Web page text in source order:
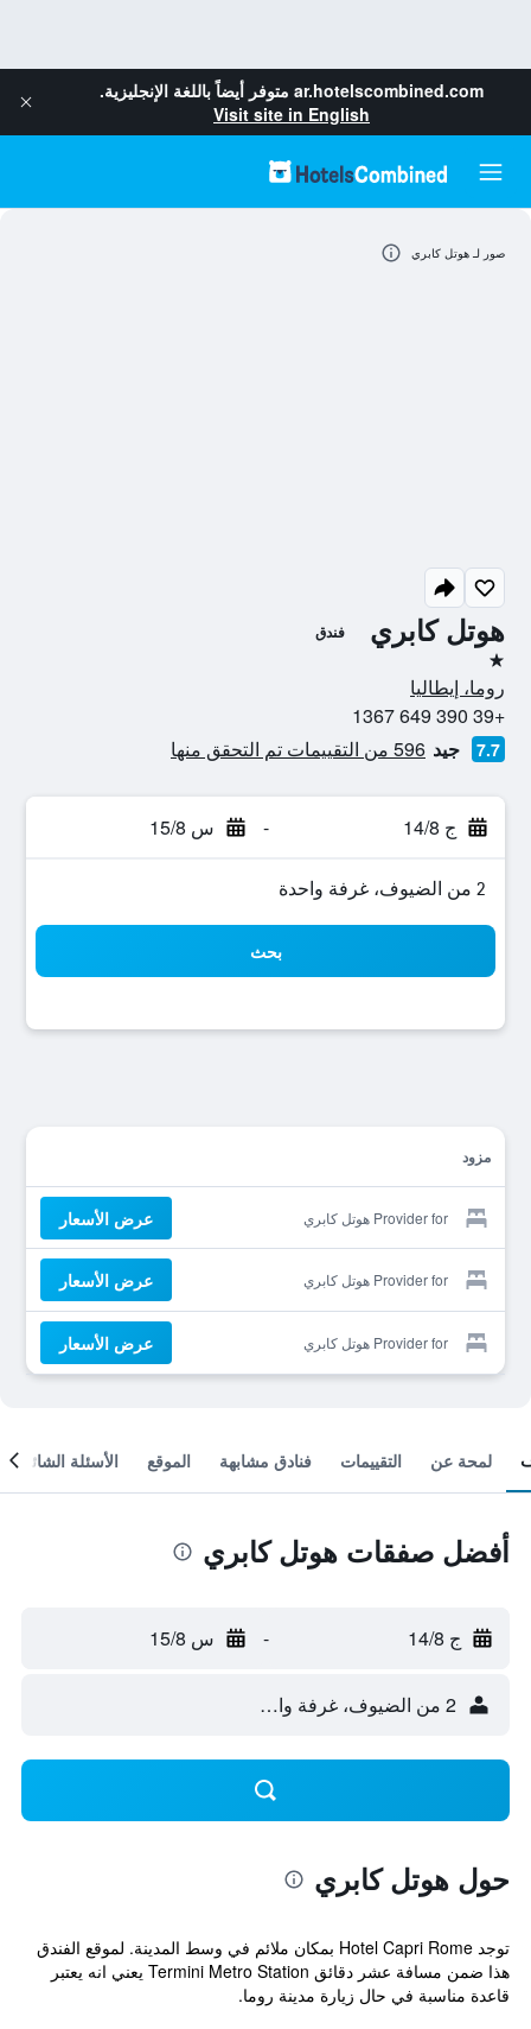
ar.hotelscombined.com متوفر أيضاً باللغة الإنجليزية.
Visit site in English
هوتل كابري فندق
نجمة واحدة
روما، إيطاليا
+39 390 649 1367
7.7 جيد 596 من التقييمات تم التحقق منها
ج 14/8 - س 15/8
2 من الضيوف، غرفة واحدة
بحث
مزود
Provider for هوتل كابري عرض الأسعار
Provider for هوتل كابري عرض الأسعار
Provider for هوتل كابري عرض الأسعار
صور لـ هوتل كابري
لمحة عن التقييمات فنادق مشابهة الموقع الأسئلة الشائعة
أفضل صفقات هوتل كابري
ج 14/8 - س 15/8
2 من الضيوف، غرفة واحدة
حول هوتل كابري
توجد Hotel Capri Rome بمكان ملائم في وسط المدينة. لموقع الفندق
هذا ضمن مسافة عشر دقائق Termini Metro Station يعني انه يعتبر
قاعدة مناسبة في حال زيارة مدينة روما.